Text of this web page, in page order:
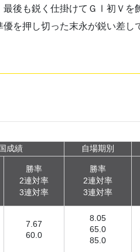
後も鋭く仕掛けてＧⅠ初Ｖを
を押し切った末永が鋭い差し
成績 自場期別
勝率
2連対率
3連対率
勝率
2連対率
3連対率
7.67
60.0
8.05
65.0
85.0